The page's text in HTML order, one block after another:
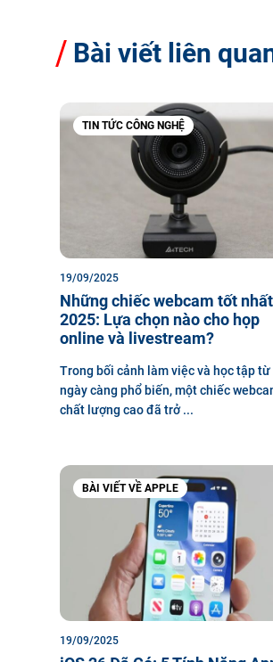
Bài viết liên
TIN TỨC CÔNG NGHỆ
19/09/2025
Những chiếc webcam tốt nhất
2025: Lựa chọn nào cho họp
online và livestream?
Trong bối cảnh làm việc và học tập từ
ngày càng phổ biến, một chiếc
chất lượng cao đã trở ...
BÀI VIẾT VỀ APPLE
19/09/2025